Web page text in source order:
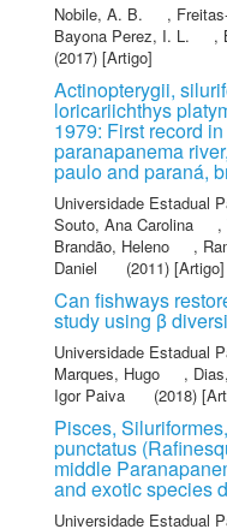
Nobile, A. B.
,
Bayona Perez, I. L.
,
(2017) [Artigo]
Actinopterygii,
loricariichthys
1979: First record
paranapanema
paulo and paraná,
Universidade Estadual
Souto, Ana Carolina
,
Brandão, Heleno
,
Daniel
(2011) [Artigo]
Can fishways
study using β
Universidade Estadual
Marques, Hugo
,
Igor Paiva
(2018)
Pisces,
punctatus
middle
and exotic species
Universidade Estadual